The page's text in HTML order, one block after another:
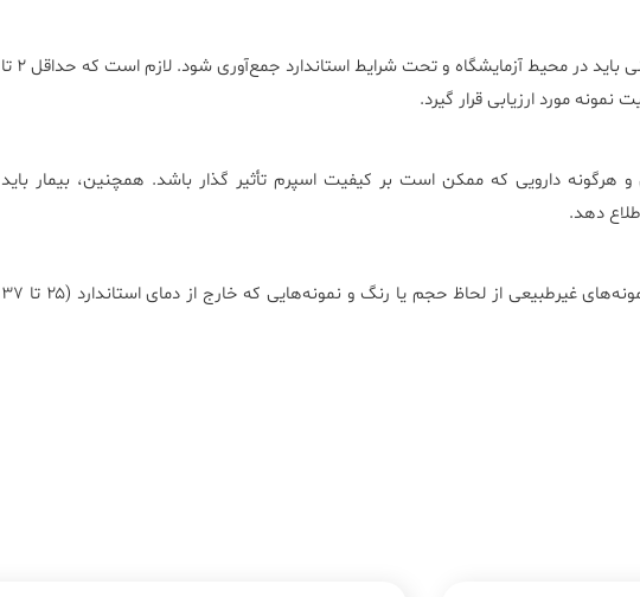
برای دقت بیشتر در نتایج، نمونه مایع منی باید در محیط آزمایشگاه و تحت شرایط استاندارد جمع‌آوری شود. لازم است که حداقل ۲ تا
هرگونه دارویی که ممکن است بر کیفیت اسپرم تأثیر گذار باشد. همچنین، بیمار باید
دهد.
نمونه‌های آلوده، دارای آسیب حرارتی، نمونه‌های غیرطبیعی از لحاظ حجم یا رنگ و نمونه‌هایی که خارج از دمای استاندارد (۲۵ تا ۳۷